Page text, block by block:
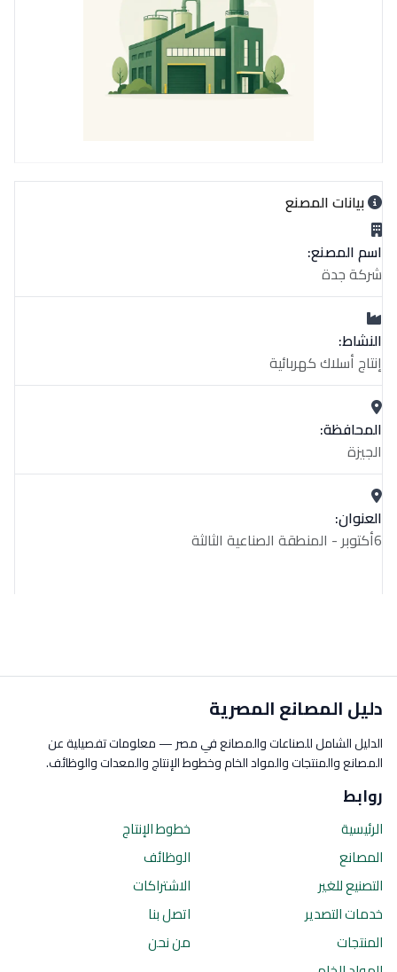
بيانات المصنع
اسم المصنع:
شركة جدة
النشاط:
إنتاج أسلاك كهربائية
المحافظة:
الجيزة
العنوان:
6أكتوبر - المنطقة الصناعية الثالثة
دليل المصانع المصرية
الدليل الشامل للصناعات والمصانع في مصر — معلومات تفصيلية عن
المصانع والمنتجات والمواد الخام وخطوط الإنتاج والمعدات والوظائف.
روابط
الرئيسية
المصانع
التصنيع للغير
خدمات التصدير
المنتجات
خطوط الإنتاج
الوظائف
الاشتراكات
اتصل بنا
من نحن